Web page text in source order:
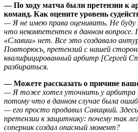
—По ходу матча были претензии к
команд. Как оцените уровень
—Я не имею права оценивать. Не
что некомпетентен в данном
«Славии» нет. Все это создавало
Повторюсь, претензий с нашей
квалифицированный арбитр [Сергей
разбираться.
—Можете рассказать о причине
—Я тоже хотел уточнить у арбитра
потому что в данном случае была
—его просто продавил Савицкий.
претензии к защитнику: почему так
соперник создал опасный момент?